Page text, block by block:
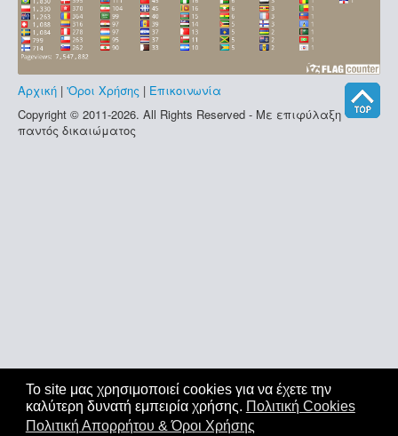
Το site μας χρησιμοποιεί cookies για να έχετε την
καλύτερη δυνατή εμπειρία χρήσης. Πολιτική Cookies
Πολιτική Απορρήτου & Όροι Χρήσης
Αρχική | 'Οροι Χρήσης | Επικοινωνία
Copyright © 2011-2026. All Rights Reserved - Με επιφύλαξη
παντός δικαιώματος